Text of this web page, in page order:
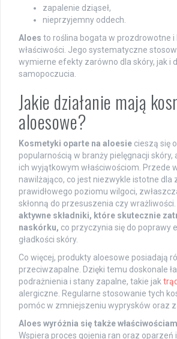
zapalenie dziąseł,
nieprzyjemny oddech.
Aloes to roślina bogata w prozdrowotne
właściwości. Jego systematyczne
wymierne efekty zarówno dla skóry, jak i
samopoczucia.
Jakie działanie mają
aloesowe?
Kosmetyki oparte na aloesie cieszą się
popularnością w branży pielęgnacji skóry,
ich wyjątkowym właściwościom. Przede
nawilżająco, co jest niezwykle istotne dla
prawidłowego poziomu wilgoci,
skłonną do przesuszenia czy wrażliwości.
aktywne składniki, które skutecznie
naskórku, co przyczynia się do poprawy
gładkości skóry.
Co więcej, produkty aloesowe posiadają
przeciwzapalne. Dzięki temu doskonale
podrażnienia i stany zapalne, takie jak
alergiczne. Regularne stosowanie tych
pomóc w zmniejszeniu wyprysków oraz
Aloes wyróżnia się także
Wspiera proces gojenia ran oraz oparzeń